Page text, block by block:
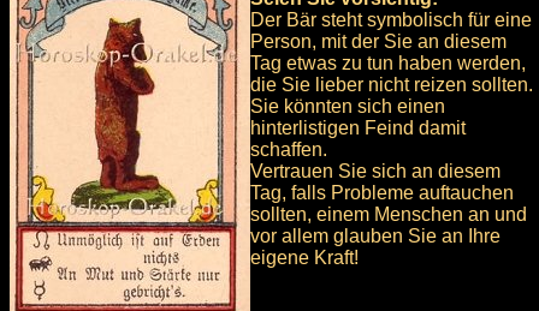
Der Bär steht symbolisch für eine
Person, mit der Sie an diesem
Tag etwas zu tun haben werden,
die Sie lieber nicht reizen sollten.
Sie könnten sich einen
hinterlistigen Feind damit
schaffen.
Vertrauen Sie sich an diesem
Tag, falls Probleme auftauchen
sollten, einem Menschen an und
vor allem glauben Sie an Ihre
eigene Kraft!